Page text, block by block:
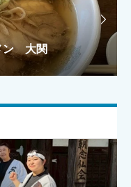
い。
之介
ン 大関
之介
